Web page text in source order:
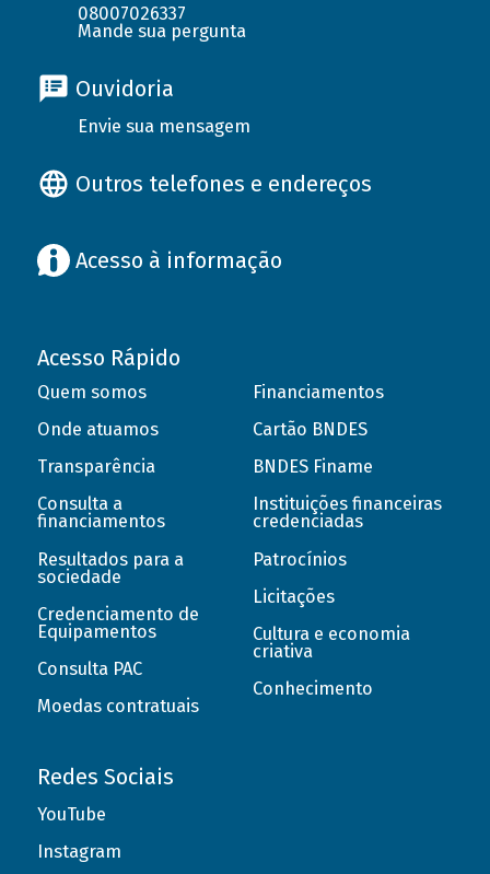
08007026337
Mande sua pergunta
Ouvidoria
Envie sua mensagem
Outros telefones e endereços
Acesso à informação
Acesso Rápido
Quem somos
Onde atuamos
Transparência
Consulta a
financiamentos
Resultados para a
sociedade
Credenciamento de
Equipamentos
Consulta PAC
Moedas contratuais
Financiamentos
Cartão BNDES
BNDES Finame
Instituições financeiras
credenciadas
Patrocínios
Licitações
Cultura e economia
criativa
Conhecimento
Redes Sociais
YouTube
Instagram